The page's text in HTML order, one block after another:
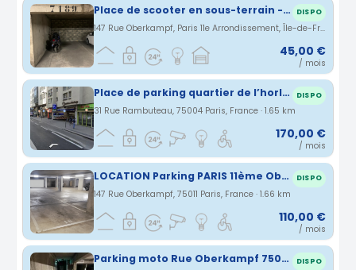
Place de scooter en sous-terrain - 147 rue oberkampf DISPO
147 Rue Oberkampf, Paris 11e Arrondissement, Île-de-France, France · 1.65 km
45,00 €
/ mois
Place de parking quartier de l’horloge DISPO
31 Rue Rambuteau, 75004 Paris, France · 1.65 km
170,00 €
/ mois
LOCATION Parking PARIS 11ème Oberkampf DISPO
147 Rue Oberkampf, 75011 Paris, France · 1.66 km
110,00 €
/ mois
Parking moto Rue Oberkampf 75011 Paris / proche métro Ménilmontant DISPO